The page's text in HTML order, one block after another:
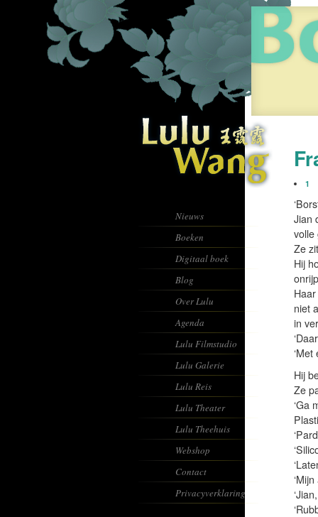
Nieuws
Boeken
Digitaal boek
Blog
Over Lulu
Agenda
Lulu Filmstudio
Lulu Galerie
Lulu Reis
Lulu Theater
Lulu Theehuis
Webshop
Contact
Privacyverklaring
1
Jian
volle
Ze
Hij
niet
in
Hij
Ze
‘Ga